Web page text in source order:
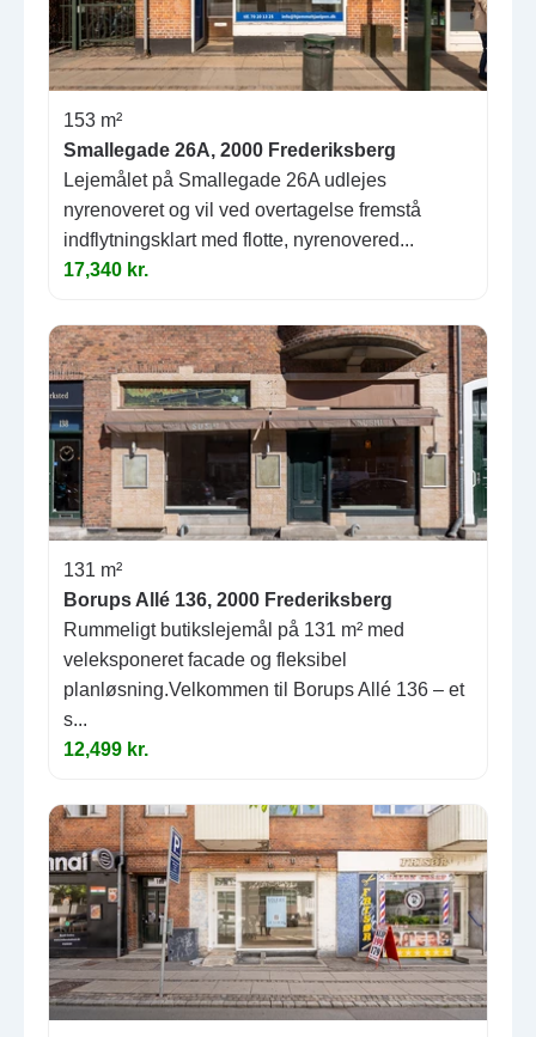
153 m²
Smallegade 26A, 2000 Frederiksberg
Lejemålet på Smallegade 26A udlejes
nyrenoveret og vil ved overtagelse fremstå
indflytningsklart med flotte, nyrenovered...
17,340 kr.
131 m²
Borups Allé 136, 2000 Frederiksberg
Rummeligt butikslejemål på 131 m² med
veleksponeret facade og fleksibel
planløsning.Velkommen til Borups Allé 136 – et
s...
12,499 kr.